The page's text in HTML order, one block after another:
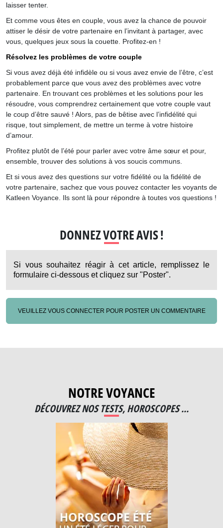
laisser tenter.
Et comme vous êtes en couple, vous avez la chance de pouvoir
attiser le désir de votre partenaire en l’invitant à partager, avec
vous, quelques jeux sous la couette. Profitez-en !
Résolvez les problèmes de votre couple
Si vous avez déjà été infidèle ou si vous avez envie de l’être, c’est
probablement parce que vous avez des problèmes avec votre
partenaire. En trouvant ces problèmes et les solutions pour les
résoudre, vous comprendrez certainement que votre couple vaut
le coup d’être sauvé ! Alors, pas de bêtise avec l’infidélité qui
risque, tout simplement, de mettre un terme à votre histoire
d’amour.
Profitez plutôt de l’été pour parler avec votre âme sœur et pour,
ensemble, trouver des solutions à vos soucis communs.
Et si vous avez des questions sur votre fidélité ou la fidélité de
votre partenaire, sachez que vous pouvez contacter les voyants de
Katleen Voyance. Ils sont là pour répondre à toutes vos questions !
DONNEZ VOTRE AVIS !
Si vous souhaitez réagir à cet article, remplissez le
formulaire ci-dessous et cliquez sur "Poster".
VEUILLEZ VOUS CONNECTER POUR POSTER UN COMMENTAIRE
NOTRE VOYANCE
DÉCOUVREZ NOS TESTS, HOROSCOPES ...